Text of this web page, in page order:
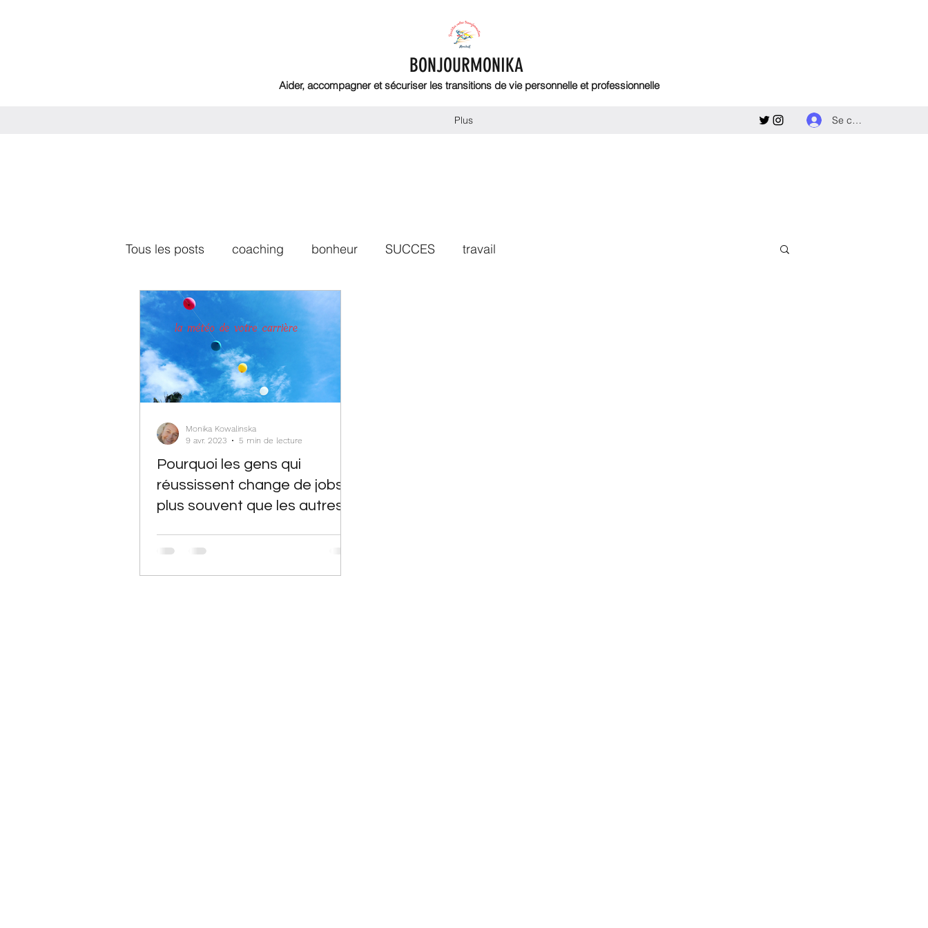
BONJOURMONIKA
Aider, accompagner et sécuriser les transitions de vie personnelle et professionnelle
Plus Se connecter
Tous les posts coaching bonheur SUCCES travail
Pourquoi les gens qui
réussissent change de jobs
plus souvent que les autres
Monika Kowalinska
9 avr. 2023
5 min de lecture